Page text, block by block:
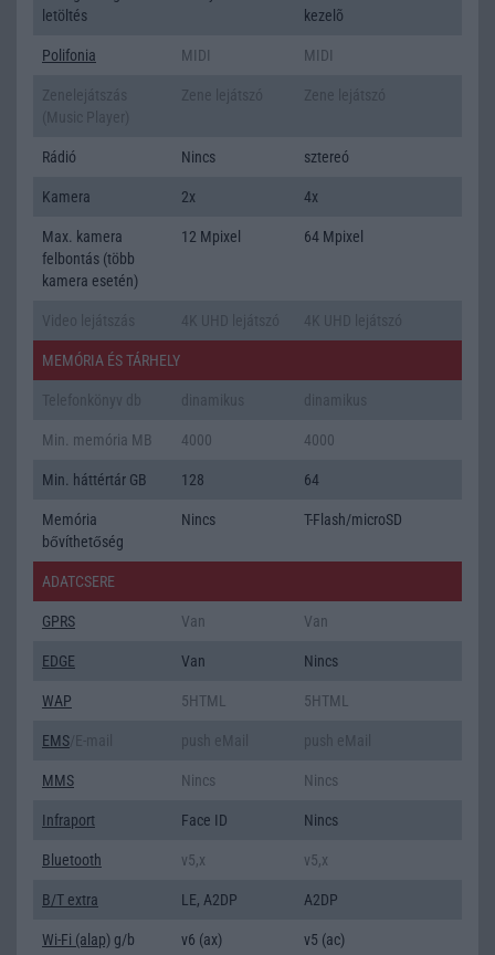
letöltés
kezelõ
Polifonia MIDI MIDI
Rádió Nincs sztereó
Kamera 2x 4x
Max. kamera
felbontás (több
kamera esetén)
12 Mpixel 64 Mpixel
MEMÓRIA ÉS TÁRHELY
Min. memória MB 4000 4000
Min. háttértár GB 128 64
Memória
bővíthetőség
Nincs T-Flash/microSD
ADATCSERE
GPRS Van Van
EDGE Van Nincs
WAP 5HTML 5HTML
EMS
MMS Nincs Nincs
Infraport Face ID Nincs
Bluetooth v5,x v5,x
B/T extra LE, A2DP A2DP
Wi-Fi (alap) g/b v6 (ax) v5 (ac)